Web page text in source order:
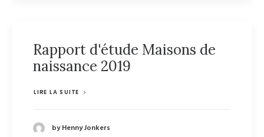
Rapport d'étude Maisons de
naissance 2019
LIRE LA SUITE
by Henny Jonkers